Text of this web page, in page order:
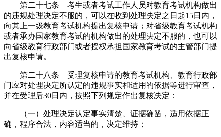
第二十七条 考生或者考试工作人员对教育考试机构做出
的违规处理决定不服的，可以在收到处理决定之日起15日内，
向其上一级教育考试机构提出复核申请；对省级教育考试机构
或者承办国家教育考试的机构做出的处理决定不服的，也可以
向省级教育行政部门或者授权承担国家教育考试的主管部门提
出复核申请。
第二十八条 受理复核申请的教育考试机构、教育行政部
门应对处理决定所认定的违规事实和适用的依据等进行审查，
并在受理后30日内，按照下列规定作出复核决定：
（一）处理决定认定事实清楚、证据确凿，适用依据正
确，程序合法，内容适当的，决定维持；